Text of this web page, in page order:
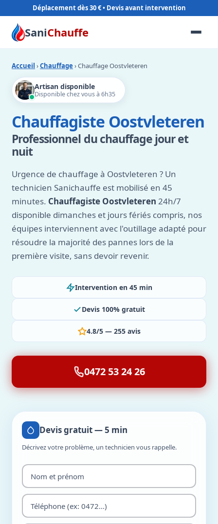
Déplacement dès 30 €
SaniChauffe
Accueil ›Chauffage › Chauffage Oostvleteren
Artisan disponible
Disponible chez vous à 6h35
Chauffagiste Oostvleteren
Professionnel du chauffage jour et
nuit
Urgence de chauffage à Oostvleteren ? Un
technicien Sanichauffe est mobilisé en 45
minutes. Chauffagiste Oostvleteren 24h/7
disponible dimanches et jours fériés compris, nos
équipes interviennent avec l'outillage adapté pour
résoudre la majorité des pannes lors de la
première visite, sans devoir revenir.
Intervention en 45 min
Devis 100% gratuit
4.8/5 — 255 avis
0472 53 24 26
Devis gratuit — 5 min
Décrivez votre problème, un technicien vous rappelle.